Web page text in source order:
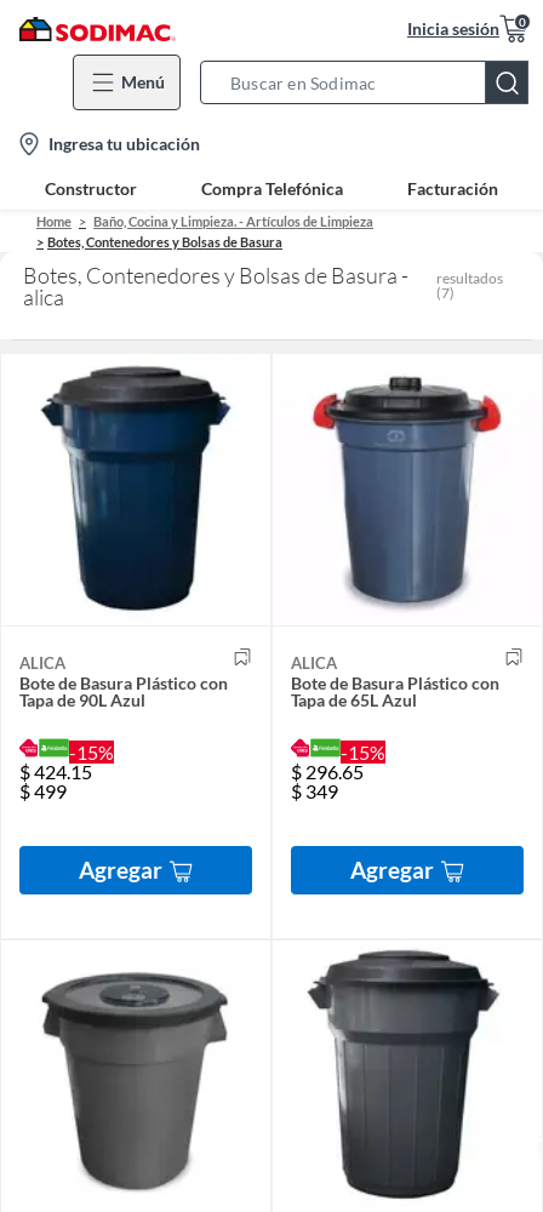
Inicia sesión 0
Menú
Bar
location-
icon
Ingresa tu ubicación
Constructor Compra Telefónica Facturación
Home
Baño, Cocina y Limpieza. - Artículos de Limpieza
Botes, Contenedores y Bolsas de Basura
Botes, Contenedores y Bolsas de Basura -
alica
resultados
(7)
ALICA
Bote de Basura Plástico con
Tapa de 90L Azul
-15%
$424.15
$499
Agregar
ALICA
Bote de Basura Plástico con
Tapa de 65L Azul
-15%
$ 296.65
$ 349
Agregar